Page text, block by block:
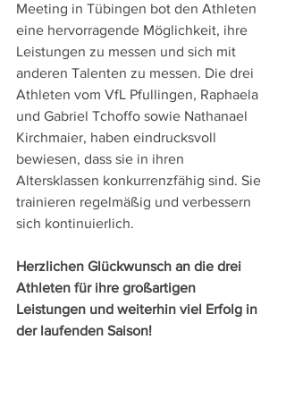
Meeting in Tübingen bot den Athleten
eine hervorragende Möglichkeit, ihre
Leistungen zu messen und sich mit
anderen Talenten zu messen. Die drei
Athleten vom VfL Pfullingen, Raphaela
und Gabriel Tchoffo sowie Nathanael
Kirchmaier, haben eindrucksvoll
bewiesen, dass sie in ihren
Altersklassen konkurrenzfähig sind. Sie
trainieren regelmäßig und verbessern
sich kontinuierlich.
Herzlichen Glückwunsch an die drei
Athleten für ihre großartigen
Leistungen und weiterhin viel Erfolg in
der laufenden Saison!